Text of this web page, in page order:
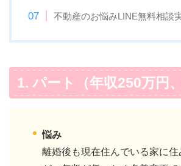
不動産のお悩みLINE無料相談
1. パート（年収250万円
悩み
離婚後も現在住んでいる家に住